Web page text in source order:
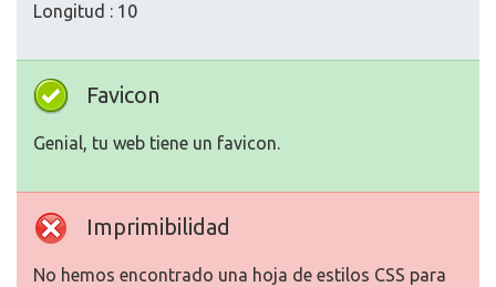
Longitud : 10
Favicon
Genial, tu web tiene un favicon.
Imprimibilidad
No hemos encontrado una hoja de estilos CSS para